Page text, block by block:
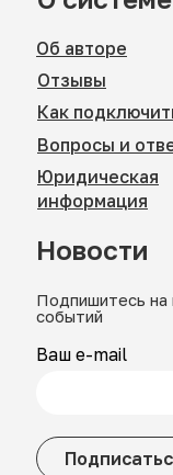
Об авторе
Отзывы
Как
Вопросы и
Юридическая
информация
Подпишитесь на
событий
Новости
Ваш e-mail